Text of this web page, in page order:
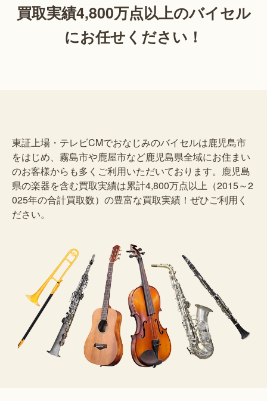
買取実績4,800万点以上のバイセル
にお任せください！
東証上場・テレビCMでおなじみのバイセルは鹿児島市
をはじめ、霧島市や鹿屋市など鹿児島県全域にお住まい
のお客様からも多くご利用いただいております。鹿児島
県の楽器を含む買取実績は累計4,800万点以上（2015～2
025年の合計買取数）の豊富な買取実績！ぜひご利用く
ださい。